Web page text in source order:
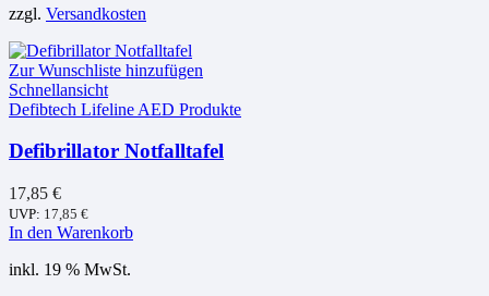
zzgl. Versandkosten
Zur Wunschliste hinzufügen
Schnellansicht
Defibtech Lifeline AED Produkte
Defibrillator Notfalltafel
17,85 €
UVP: 17,85 €
In den Warenkorb
inkl. 19 % MwSt.